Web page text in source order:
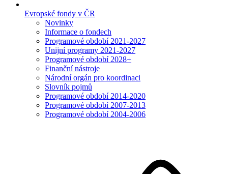
Evropské fondy v ČR
Novinky
Informace o fondech
Programové období 2021-2027
Unijní programy 2021-2027
Programové období 2028+
Finanční nástroje
Národní orgán pro koordinaci
Slovník pojmů
Programové období 2014-2020
Programové období 2007-2013
Programové období 2004-2006